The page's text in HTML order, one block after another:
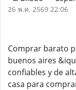
26 พ.ค. 2569 22:06
Comprar barato
buenos aires
confiables y de
casa para